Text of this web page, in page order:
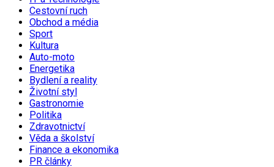
Cestovní ruch
Obchod a média
Sport
Kultura
Auto-moto
Energetika
Bydlení a reality
Životní styl
Gastronomie
Politika
Zdravotnictví
Věda a školství
Finance a ekonomika
PR články